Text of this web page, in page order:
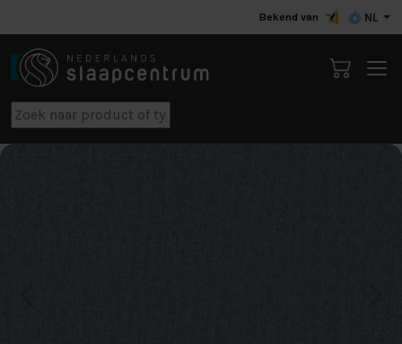
Bekend van NL